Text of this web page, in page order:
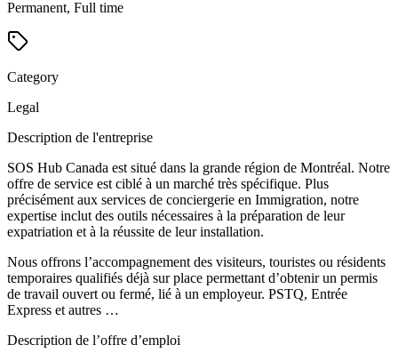
Permanent, Full time
Category
Legal
Description de l'entreprise
SOS Hub Canada est situé dans la grande région de Montréal. Notre
offre de service est ciblé à un marché très spécifique. Plus
précisément aux services de conciergerie en Immigration, notre
expertise inclut des outils nécessaires à la préparation de leur
expatriation et à la réussite de leur installation.
Nous offrons l’accompagnement des visiteurs, touristes ou résidents
temporaires qualifiés déjà sur place permettant d’obtenir un permis
de travail ouvert ou fermé, lié à un employeur. PSTQ, Entrée
Express et autres …
Description de l’offre d’emploi